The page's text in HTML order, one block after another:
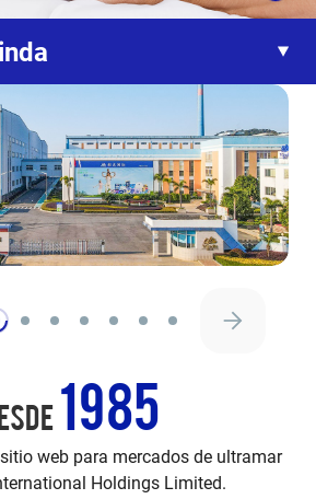
1985
web para mercados de ultramar
Holdings Limited.